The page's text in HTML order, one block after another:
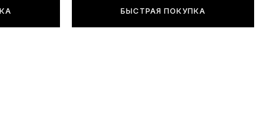
БЫСТРАЯ ПОКУПКА